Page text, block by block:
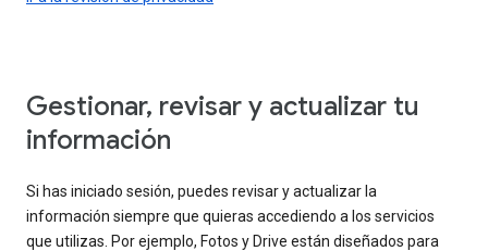
Gestionar, revisar y actualizar tu
información
Si has iniciado sesión, puedes revisar y actualizar la
información siempre que quieras accediendo a los servicios
que utilizas. Por ejemplo, Fotos y Drive están diseñados para